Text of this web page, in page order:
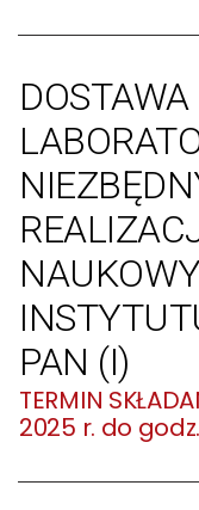
PAN (I)
2025 r. do